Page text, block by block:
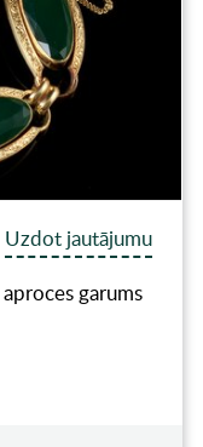
Uzdot jautājumu
garums